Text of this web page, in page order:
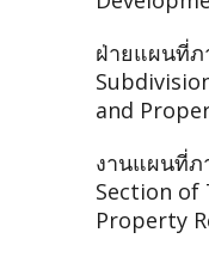
ฝ่ายแผนที่ภ
and
งานแผนที่ภ
Section of
Property